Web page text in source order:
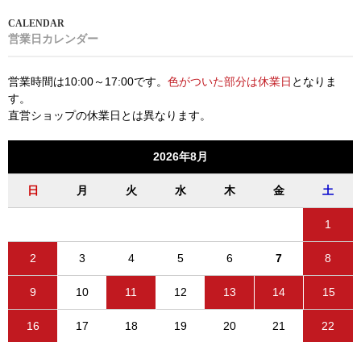
営業日カレンダー
営業時間は10:00～17:00です。 色がついた部分は休業日 となりま
す。
直営ショップの休業日とは異なります。
2026年8月
日 月 火 水 木 金 土
1
2 3 4 5 6 7 8
9 10 11 12 13 14 15
16 17 18 19 20 21 22